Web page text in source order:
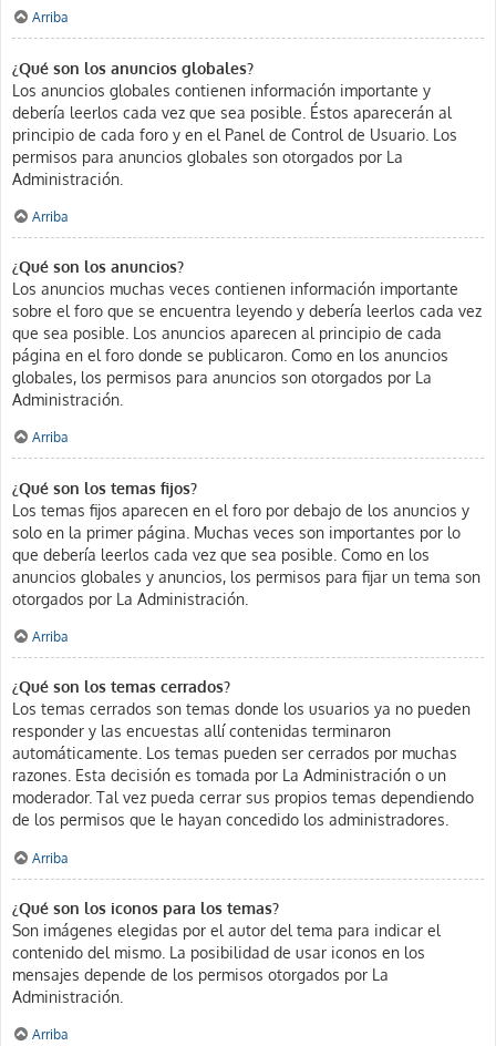
Arriba
¿Qué son los anuncios globales?
Los anuncios globales contienen información importante y
debería leerlos cada vez que sea posible. Éstos aparecerán al
principio de cada foro y en el Panel de Control de Usuario. Los
permisos para anuncios globales son otorgados por La
Administración.
Arriba
¿Qué son los anuncios?
Los anuncios muchas veces contienen información importante
sobre el foro que se encuentra leyendo y debería leerlos cada vez
que sea posible. Los anuncios aparecen al principio de cada
página en el foro donde se publicaron. Como en los anuncios
globales, los permisos para anuncios son otorgados por La
Administración.
Arriba
¿Qué son los temas fijos?
Los temas fijos aparecen en el foro por debajo de los anuncios y
solo en la primer página. Muchas veces son importantes por lo
que debería leerlos cada vez que sea posible. Como en los
anuncios globales y anuncios, los permisos para fijar un tema son
otorgados por La Administración.
Arriba
¿Qué son los temas cerrados?
Los temas cerrados son temas donde los usuarios ya no pueden
responder y las encuestas allí contenidas terminaron
automáticamente. Los temas pueden ser cerrados por muchas
razones. Esta decisión es tomada por La Administración o un
moderador. Tal vez pueda cerrar sus propios temas dependiendo
de los permisos que le hayan concedido los administradores.
Arriba
¿Qué son los iconos para los temas?
Son imágenes elegidas por el autor del tema para indicar el
contenido del mismo. La posibilidad de usar iconos en los
mensajes depende de los permisos otorgados por La
Administración.
Arriba